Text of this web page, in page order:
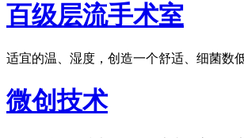
百级层流手术室
适宜的温、湿度，创造一个舒适、细菌数
微创技术